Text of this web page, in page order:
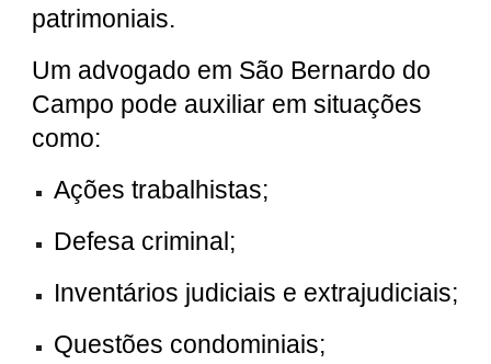
patrimoniais.
Um advogado em São Bernardo do
Campo pode auxiliar em situações
como:
Ações trabalhistas;
Defesa criminal;
Inventários judiciais e extrajudiciais;
Questões condominiais;